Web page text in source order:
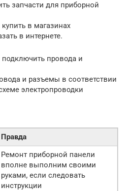
запчасти для приборной
в магазинах
в интернете.
провода и
и разъемы в соответствии
электропроводки
Правда
Ремонт приборной панели
вполне выполним своими
руками, если следовать
инструкции